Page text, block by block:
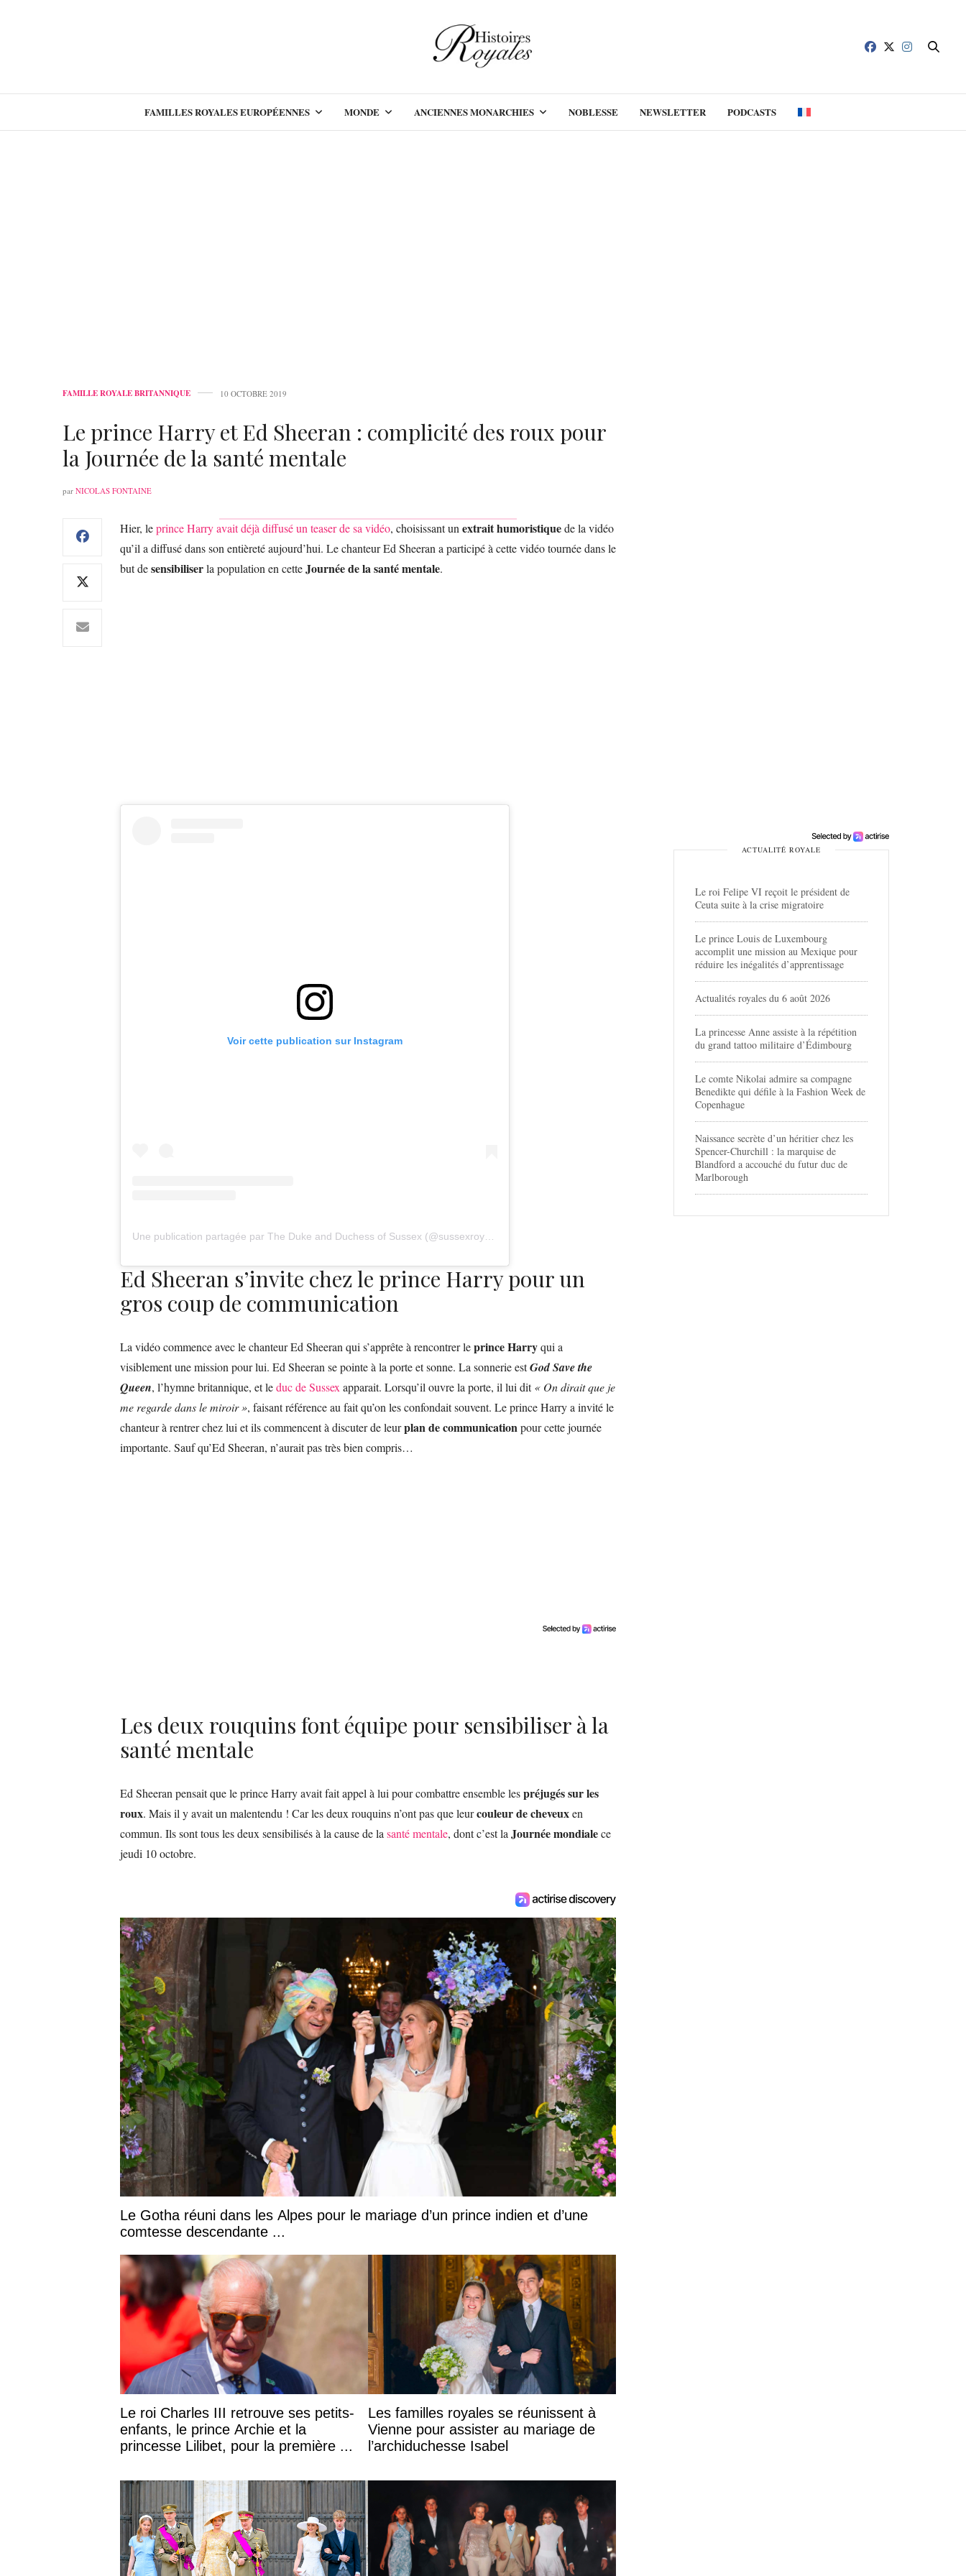
FAMILLES ROYALES EUROPÉENNES MONDE ANCIENNES MONARCHIES NOBLESSE NEWSLETTER PODCASTS
FAMILLE ROYALE BRITANNIQUE 10 OCTOBRE 2019
Le prince Harry et Ed Sheeran : complicité des roux pour
la Journée de la santé mentale
par NICOLAS FONTAINE
Hier, leprince Harry avait déjà diffusé un teaser de sa vidéo, choisissant un extrait humoristiquede la vidéo
qu’il a diffusé dans son entièreté aujourd’hui. Le chanteur Ed Sheeran a participé à cette vidéo tournée dans le
but desensibiliserla population en cetteJournée de la santé mentale.
Voir cette publication sur Instagram
Ed Sheeran s’invite chez le prince Harry pour un
gros coup de communication
La vidéo commence avec le chanteur Ed Sheeran qui s’apprête à rencontrer leprince Harryqui a
visiblement une mission pour lui. Ed Sheeran se pointe à la porte et sonne. La sonnerie estGod Save the
Queen, l’hymne britannique, et leduc de Sussex apparait. Lorsqu’il ouvre la porte, il lui dit« On dirait que je
me regarde dans le miroir », faisant référence au fait qu’on les confondait souvent. Le prince Harry a invité le
chanteur à rentrer chez lui et ils commencent à discuter de leurplan de communication pour cette journée
importante. Sauf qu’Ed Sheeran, n’aurait pas très bien compris…
Les deux rouquins font équipe pour sensibiliser à la
santé mentale
Ed Sheeran pensait que le prince Harry avait fait appel à lui pour combattre ensemble lespréjugés sur les
roux. Mais il y avait un malentendu ! Car les deux rouquins n’ont pas que leurcouleur de cheveuxen
commun. Ils sont tous les deux sensibilisés à la cause de la santé mentale, dont c’est la Journée mondialece
jeudi 10 octobre.
Le Gotha réuni dans les Alpes pour le mariage d’un prince indien et d’une
comtesse descendante ...
Le roi Charles III retrouve ses petits-
enfants, le prince Archie et la
princesse Lilibet, pour la première ...
Les familles royales se réunissent à
Vienne pour assister au mariage de
l’archiduchesse Isabel
ACTUALITÉ ROYALE
Le roi Felipe VI reçoit le président de
Ceuta suite à la crise migratoire
Le prince Louis de Luxembourg
accomplit une mission au Mexique pour
réduire les inégalités d’apprentissage
Actualités royales du 6 août 2026
La princesse Anne assiste à la répétition
du grand tattoo militaire d’Édimbourg
Le comte Nikolai admire sa compagne
Benedikte qui défile à la Fashion Week de
Copenhague
Naissance secrète d’un héritier chez les
Spencer-Churchill : la marquise de
Blandford a accouché du futur duc de
Marlborough